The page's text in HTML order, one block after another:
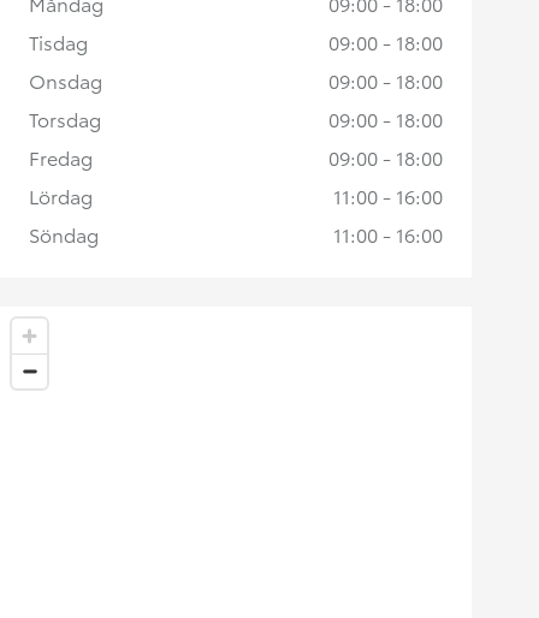
Tisdag
09:00 - 18:00
Onsdag
09:00 - 18:00
Torsdag
09:00 - 18:00
Fredag
09:00 - 18:00
Lördag
11:00 - 16:00
Söndag
11:00 - 16:00